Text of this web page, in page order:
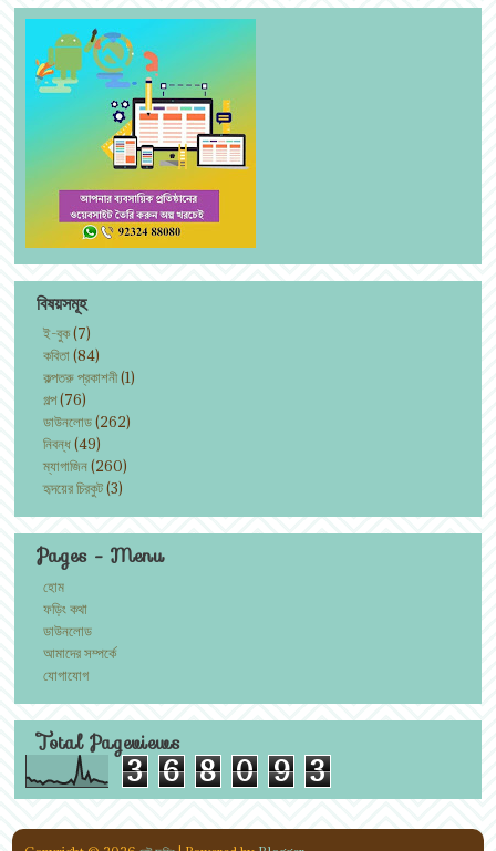
বিষয়সমূহ
ই-বুক(7)
কবিতা(84)
কল্পতরু প্রকাশনী(1)
গল্প(76)
ডাউনলোড(262)
নিবন্ধ(49)
ম্যাগাজিন(260)
হৃদয়ের চিরকুট(3)
Pages - Menu
হোম
ফড়িং কথা
ডাউনলোড
আমাদের সম্পর্কে
যোগাযোগ
Total Pageviews
3 6 8 0 9 3